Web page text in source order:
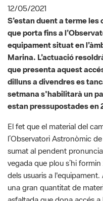
equipament situat en
Marina. L’actuació
que presenta aquest
dilluns a divendres es
setmana s'habilitarà un
estan pressupostades en
El fet que el material del
l’Observatori Astronòmic
sumat al pendent
vegada que plou s’hi formin
dels usuaris a
una gran quantitat de
asfaltada que dona accés a
davant de l’Observatori.
Per resoldre d’una